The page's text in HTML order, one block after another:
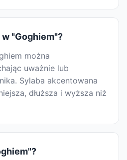
"Goghiem"?
można
uważnie lub
Sylaba akcentowana
dłuższa i wyższa niż